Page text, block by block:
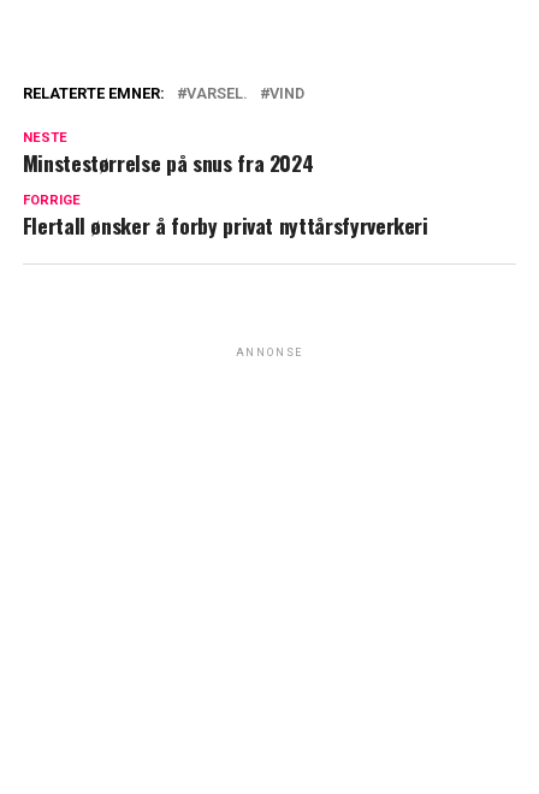
RELATERTE EMNER: VARSEL. VIND
NESTE
Minstestørrelse på snus fra 2024
FORRIGE
Flertall ønsker å forby privat nyttårsfyrverkeri
ANNONSE